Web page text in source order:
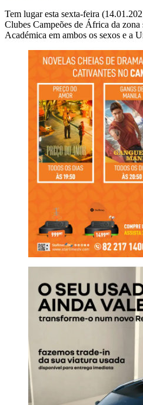
Tem lugar esta sexta-feira
Clubes Campeões de África da zona
Académica em ambos os sexos e a